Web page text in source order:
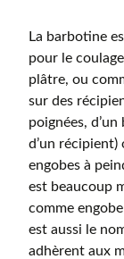
La barbotine
pour le
plâtre, ou
sur des
poignées,
d’un récipient)
engobes à
est beaucoup
comme
est aussi le
adhèrent aux